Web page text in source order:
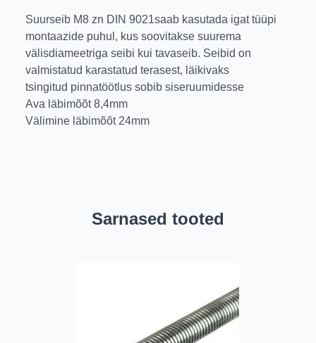
Suurseib M8 zn DIN 9021saab kasutada igat tüüpi
montaazide puhul, kus soovitakse suurema
välisdiameetriga seibi kui tavaseib. Seibid on
valmistatud karastatud terasest, läikivaks
tsingitud pinnatöötlus sobib siseruumidesse
Ava läbimõõt 8,4mm
Välimine läbimõõt 24mm
Sarnased tooted